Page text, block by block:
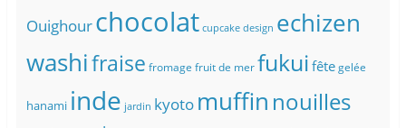
Ouighourchocolat cupcake design echizen
washifraise fromage fruit de mer fukui fête gelée
hanami inde jardin kyoto muffin nouilles